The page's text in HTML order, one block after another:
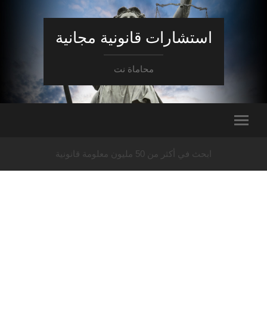
استشارات قانونية مجانية
محاماة نت
ابحث في أكثر من 50 مليون معلومة قانونية